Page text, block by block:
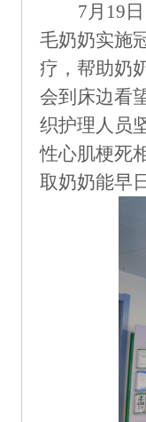
7月19
毛奶奶实施
疗，帮助奶
会到床边看
织护理人员
性心肌梗死
取奶奶能早